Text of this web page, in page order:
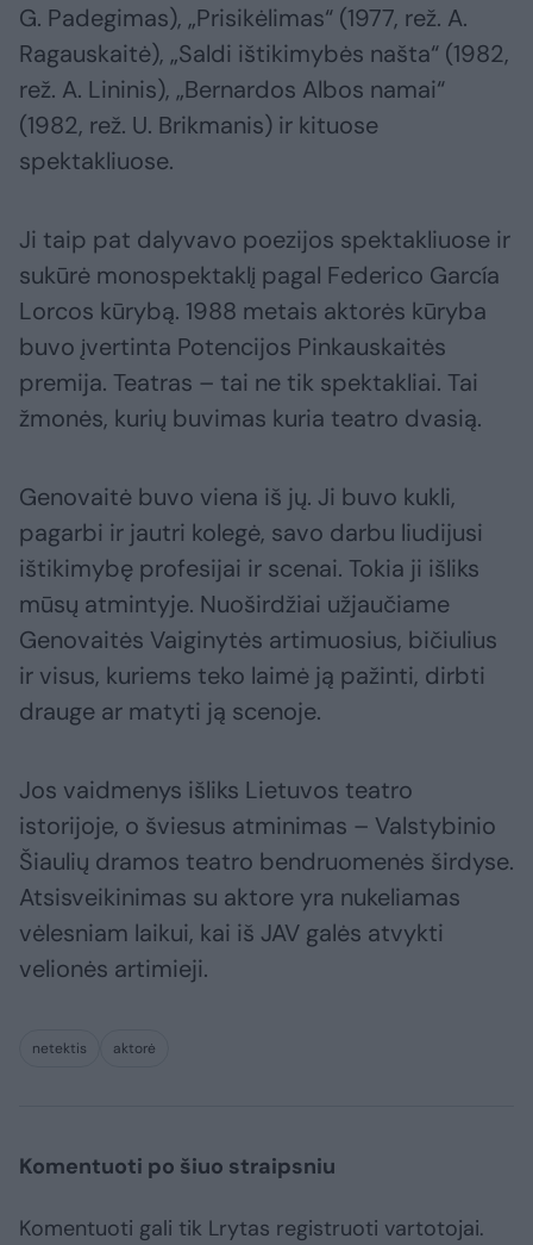
G. Padegimas), „Prisikėlimas“ (1977, rež. A.
Ragauskaitė), „Saldi ištikimybės našta“ (1982,
rež. A. Lininis), „Bernardos Albos namai“
(1982, rež. U. Brikmanis) ir kituose
spektakliuose.
Ji taip pat dalyvavo poezijos spektakliuose ir
sukūrė monospektaklį pagal Federico García
Lorcos kūrybą. 1988 metais aktorės kūryba
buvo įvertinta Potencijos Pinkauskaitės
premija. Teatras – tai ne tik spektakliai. Tai
žmonės, kurių buvimas kuria teatro dvasią.
Genovaitė buvo viena iš jų. Ji buvo kukli,
pagarbi ir jautri kolegė, savo darbu liudijusi
ištikimybę profesijai ir scenai. Tokia ji išliks
mūsų atmintyje. Nuoširdžiai užjaučiame
Genovaitės Vaiginytės artimuosius, bičiulius
ir visus, kuriems teko laimė ją pažinti, dirbti
drauge ar matyti ją scenoje.
Jos vaidmenys išliks Lietuvos teatro
istorijoje, o šviesus atminimas – Valstybinio
Šiaulių dramos teatro bendruomenės širdyse.
Atsisveikinimas su aktore yra nukeliamas
vėlesniam laikui, kai iš JAV galės atvykti
velionės artimieji.
netektis aktorė
Komentuoti po šiuo straipsniu
Komentuoti gali tik Lrytas registruoti vartotojai.